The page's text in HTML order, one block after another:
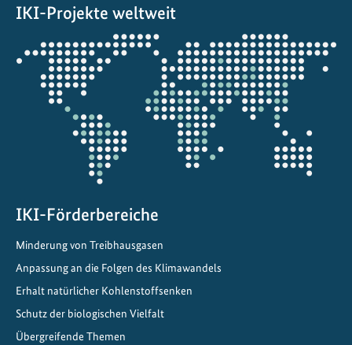
D
i
e
S
V
J
e
IKI-Projekte weltweit
Öffnet
die
Projektkarte
IKI-Förderbereiche
Minderung von Treibhausgasen
Anpassung an die Folgen des Klimawandels
Erhalt natürlicher Kohlenstoffsenken
Schutz der biologischen Vielfalt
Übergreifende Themen